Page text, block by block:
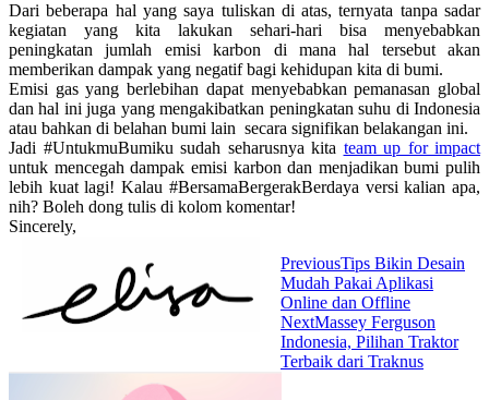
Dari beberapa hal yang saya tuliskan di atas, ternyata tanpa sadar
kegiatan yang kita lakukan sehari-hari bisa menyebabkan
peningkatan jumlah emisi karbon di mana hal tersebut akan
memberikan dampak yang negatif bagi kehidupan kita di bumi.
Emisi gas yang berlebihan dapat menyebabkan pemanasan global
dan hal ini juga yang mengakibatkan peningkatan suhu di Indonesia
atau bahkan di belahan bumi lain secara signifikan belakangan ini.
Jadi #UntukmuBumiku sudah seharusnya kita team up for impact
untuk mencegah dampak emisi karbon dan menjadikan bumi pulih
lebih kuat lagi! Kalau #BersamaBergerakBerdaya versi kalian apa,
nih? Boleh dong tulis di kolom komentar!
Sincerely,
PreviousTips Bikin Desain
Mudah Pakai Aplikasi
Online dan Offline
NextMassey Ferguson
Indonesia, Pilihan Traktor
Terbaik dari Traknus